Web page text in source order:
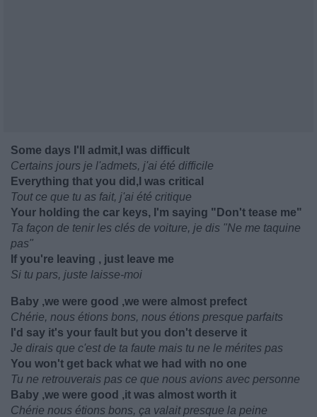
Some days I'll admit,I was difficult
Certains jours je l'admets, j'ai été difficile
Everything that you did,I was critical
Tout ce que tu as fait, j'ai été critique
Your holding the car keys, I'm saying "Don't tease me"
Ta façon de tenir les clés de voiture, je dis "Ne me taquine
pas"
If you're leaving , just leave me
Si tu pars, juste laisse-moi
Baby ,we were good ,we were almost prefect
Chérie, nous étions bons, nous étions presque parfaits
I'd say it's your fault but you don't deserve it
Je dirais que c'est de ta faute mais tu ne le mérites pas
You won't get back what we had with no one
Tu ne retrouverais pas ce que nous avions avec personne
Baby ,we were good ,it was almost worth it
Chérie nous étions bons, ça valait presque la peine